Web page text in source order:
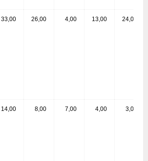
33,00 26,00 4,00 13,00 24,00
14,00 8,00 7,00 4,00 3,00